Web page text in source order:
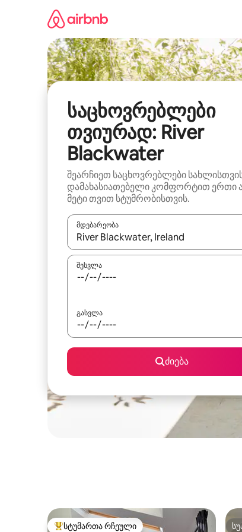
საცხოვრებლები
თვიურად: River
Blackwater
შეარჩიეთ საცხოვრებლები
დამახასიათებელი კომფორტით ერთი
მეტი თვით სტუმრობისთვის.
მდებარეობა
როცა შედეგები ხელმისაწვდომი გახდება,
შესვლა
გასვლა
ძიება
სტუმართა რჩეული